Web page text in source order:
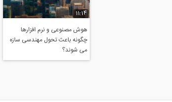
11:14
هوش مصنوعی و نرم افزارها
چگونه باعث تحول مهندسی سازه
می شوند؟